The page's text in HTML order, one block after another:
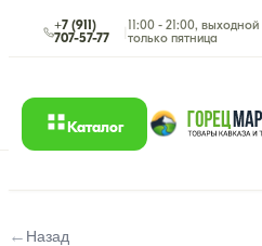
+7 (911)
707-57-77
11:00 - 21:00, выходной
только пятница
Каталог
← Назад